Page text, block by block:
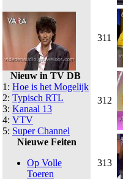
Nieuw in TV DB
1: Hoe is het Mogelijk
2: Typisch RTL
3: Kanaal 13
4: VTV
5: Super Channel
Nieuwe Feiten
Op Volle
Toeren
311
312
313